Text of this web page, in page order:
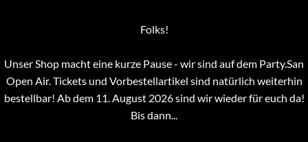
Folks!
Unser Shop macht eine kurze Pause - wir sind auf dem Party.San
Open Air. Tickets und Vorbestellartikel sind natürlich weiterhin
bestellbar! Ab dem 11. August 2026 sind wir wieder für euch da!
Bis dann...